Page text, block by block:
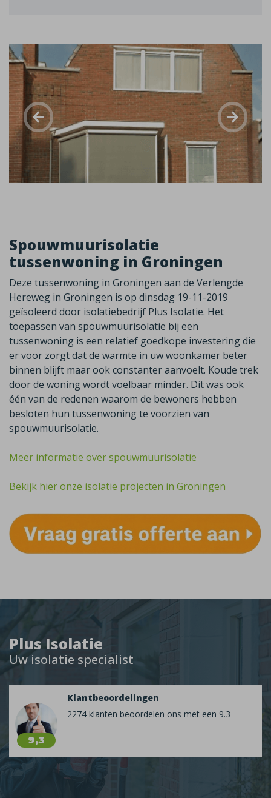
Plus Isolatie
Uw isolatie specialist
9,3
Klantbeoordelingen
2274 klanten beoordelen ons met een 9.3
Spouwmuurisolatie
tussenwoning in Groningen
Deze tussenwoning in Groningen aan de Verlengde
Hereweg in Groningen is op dinsdag 19-11-2019
geïsoleerd door isolatiebedrijf Plus Isolatie. Het
toepassen van spouwmuurisolatie bij een
tussenwoning is een relatief goedkope investering die
er voor zorgt dat de warmte in uw woonkamer beter
binnen blijft maar ook constanter aanvoelt. Koude trek
door de woning wordt voelbaar minder. Dit was ook
één van de redenen waarom de bewoners hebben
besloten hun tussenwoning te voorzien van
spouwmuurisolatie.
Meer informatie over spouwmuurisolatie
Bekijk hier onze isolatie projecten in Groningen